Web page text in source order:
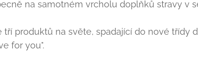
na samotném vrcholu doplňků stravy v
tří produktů na světe, spadající do nové třídy
for you".